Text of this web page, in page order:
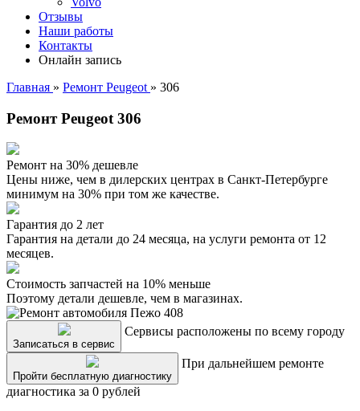
Отзывы
Наши работы
Контакты
Онлайн запись
Главная » Ремонт Peugeot » 306
Ремонт Peugeot 306
Ремонт на 30% дешевле
Цены ниже, чем в дилерских центрах в Санкт-Петербурге
минимум на 30% при том же качестве.
Гарантия до 2 лет
Гарантия на детали до 24 месяца, на услуги ремонта от 12
месяцев.
Стоимость запчастей на 10% меньше
Поэтому детали дешевле, чем в магазинах.
Записаться в сервис
Сервисы расположены по всему городу
Пройти бесплатную диагностику
При дальнейшем ремонте
диагностика за 0 рублей